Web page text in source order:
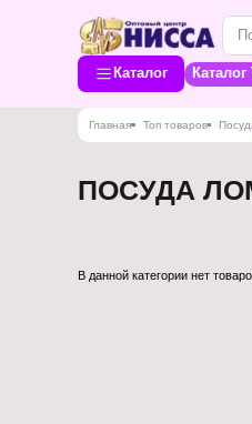
Каталог
Главная Топ товаров
ПОСУДА
В данной категории нет